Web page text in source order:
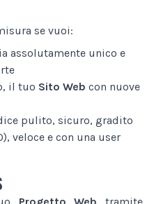
se vuoi:
assolutamente unico e
il tuo Sito Web con nuove
pulito, sicuro, gradito
veloce e con una user
Progetto Web tramite